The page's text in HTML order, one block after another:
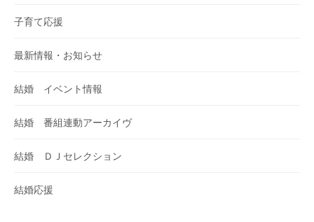
子育て応援
最新情報・お知らせ
結婚 イベント情報
結婚 番組連動アーカイヴ
結婚 ＤＪセレクション
結婚応援